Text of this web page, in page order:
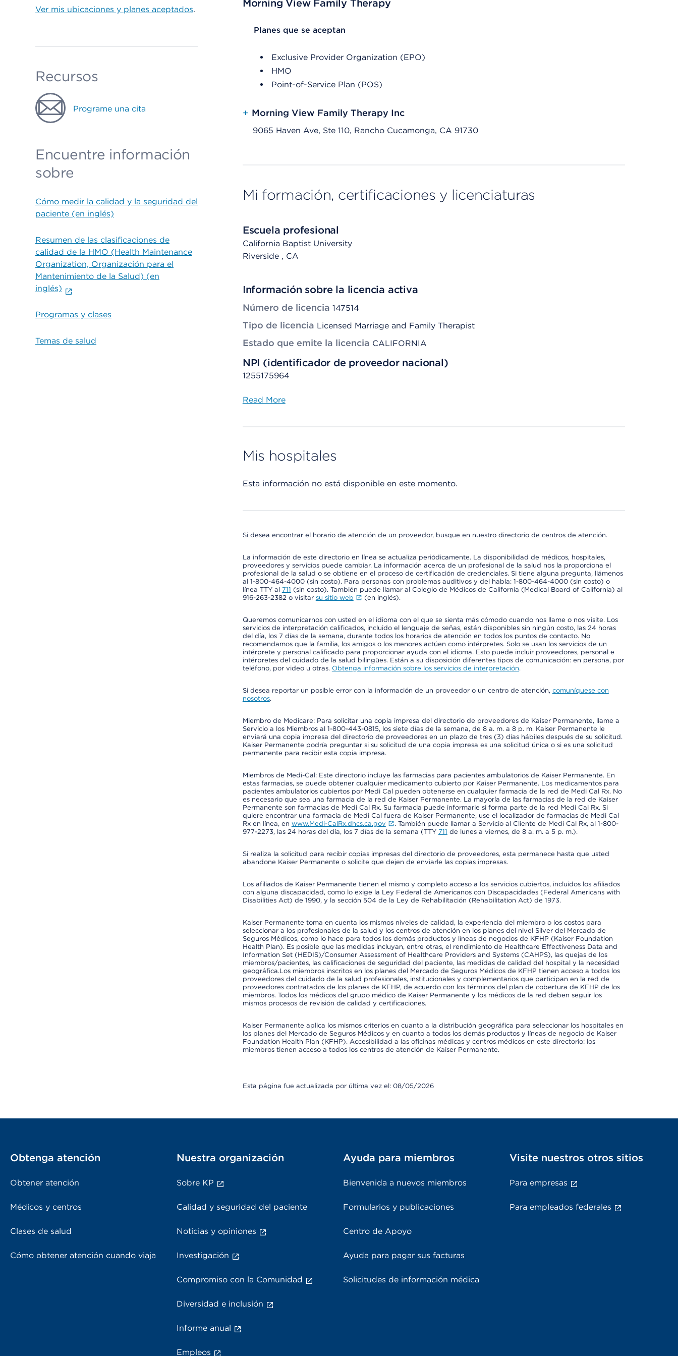
Ver mis ubicaciones y planes aceptados.
Recursos
Programe una cita
Encuentre información
sobre
Cómo medir la calidad y la seguridad del
paciente (en inglés)
Resumen de las clasificaciones de
calidad de la HMO (Health Maintenance
Organization, Organización para el
Mantenimiento de la Salud) (en
inglés)
Programas y clases
Temas de salud
Morning View Family Therapy
List Header Planes que se aceptan
Planes que se aceptan
Exclusive Provider Organization (EPO)
HMO
Point-of-Service Plan (POS)
+ Morning View Family Therapy Inc
9065 Haven Ave, Ste 110, Rancho Cucamonga, CA 91730
Mi formación, certificaciones y licenciaturas
Escuela profesional
California Baptist University
Riverside , CA
Información sobre la licencia activa
Número de licencia 147514
Tipo de licencia Licensed Marriage and Family Therapist
Estado que emite la licencia CALIFORNIA
NPI (identificador de proveedor nacional)
1255175964
Read More
Mis hospitales
Esta información no está disponible en este momento.
Si desea encontrar el horario de atención de un proveedor, busque en nuestro directorio de centros de atención.
La información de este directorio en línea se actualiza periódicamente. La disponibilidad de médicos, hospitales,
proveedores y servicios puede cambiar. La información acerca de un profesional de la salud nos la proporciona el
profesional de la salud o se obtiene en el proceso de certificación de credenciales. Si tiene alguna pregunta, llámenos
al 1-800-464-4000 (sin costo). Para personas con problemas auditivos y del habla: 1-800-464-4000 (sin costo) o
línea TTY al 711 (sin costo). También puede llamar al Colegio de Médicos de California (Medical Board of California) al
916-263-2382 o visitar su sitio web (en inglés).
Queremos comunicarnos con usted en el idioma con el que se sienta más cómodo cuando nos llame o nos visite. Los
servicios de interpretación calificados, incluido el lenguaje de señas, están disponibles sin ningún costo, las 24 horas
del día, los 7 días de la semana, durante todos los horarios de atención en todos los puntos de contacto. No
recomendamos que la familia, los amigos o los menores actúen como intérpretes. Solo se usan los servicios de un
intérprete y personal calificado para proporcionar ayuda con el idioma. Esto puede incluir proveedores, personal e
intérpretes del cuidado de la salud bilingües. Están a su disposición diferentes tipos de comunicación: en persona, por
teléfono, por video u otras. Obtenga información sobre los servicios de interpretación.
Si desea reportar un posible error con la información de un proveedor o un centro de atención, comuníquese con
nosotros.
Miembro de Medicare: Para solicitar una copia impresa del directorio de proveedores de Kaiser Permanente, llame a
Servicio a los Miembros al 1-800-443-0815, los siete días de la semana, de 8 a. m. a 8 p. m. Kaiser Permanente le
enviará una copia impresa del directorio de proveedores en un plazo de tres (3) días hábiles después de su solicitud.
Kaiser Permanente podría preguntar si su solicitud de una copia impresa es una solicitud única o si es una solicitud
permanente para recibir esta copia impresa.
Miembros de Medi-Cal: Este directorio incluye las farmacias para pacientes ambulatorios de Kaiser Permanente. En
estas farmacias, se puede obtener cualquier medicamento cubierto por Kaiser Permanente. Los medicamentos para
pacientes ambulatorios cubiertos por Medi Cal pueden obtenerse en cualquier farmacia de la red de Medi Cal Rx. No
es necesario que sea una farmacia de la red de Kaiser Permanente. La mayoría de las farmacias de la red de Kaiser
Permanente son farmacias de Medi Cal Rx. Su farmacia puede informarle si forma parte de la red Medi Cal Rx. Si
quiere encontrar una farmacia de Medi Cal fuera de Kaiser Permanente, use el localizador de farmacias de Medi Cal
Rx en línea, en www.Medi-CalRx.dhcs.ca.gov
. También puede llamar a Servicio al Cliente de Medi Cal Rx, al 1-800-
977-2273, las 24 horas del día, los 7 días de la semana (TTY 711 de lunes a viernes, de 8 a. m. a 5 p. m.).
Si realiza la solicitud para recibir copias impresas del directorio de proveedores, esta permanece hasta que usted
abandone Kaiser Permanente o solicite que dejen de enviarle las copias impresas.
Los afiliados de Kaiser Permanente tienen el mismo y completo acceso a los servicios cubiertos, incluidos los afiliados
con alguna discapacidad, como lo exige la Ley Federal de Americanos con Discapacidades (Federal Americans with
Disabilities Act) de 1990, y la sección 504 de la Ley de Rehabilitación (Rehabilitation Act) de 1973.
Kaiser Permanente toma en cuenta los mismos niveles de calidad, la experiencia del miembro o los costos para
seleccionar a los profesionales de la salud y los centros de atención en los planes del nivel Silver del Mercado de
Seguros Médicos, como lo hace para todos los demás productos y líneas de negocios de KFHP (Kaiser Foundation
Health Plan). Es posible que las medidas incluyan, entre otras, el rendimiento de Healthcare Effectiveness Data and
Information Set (HEDIS)/Consumer Assessment of Healthcare Providers and Systems (CAHPS), las quejas de los
miembros/pacientes, las calificaciones de seguridad del paciente, las medidas de calidad del hospital y la necesidad
geográfica.Los miembros inscritos en los planes del Mercado de Seguros Médicos de KFHP tienen acceso a todos los
proveedores del cuidado de la salud profesionales, institucionales y complementarios que participan en la red de
proveedores contratados de los planes de KFHP, de acuerdo con los términos del plan de cobertura de KFHP de los
miembros. Todos los médicos del grupo médico de Kaiser Permanente y los médicos de la red deben seguir los
mismos procesos de revisión de calidad y certificaciones.
Kaiser Permanente aplica los mismos criterios en cuanto a la distribución geográfica para seleccionar los hospitales en
los planes del Mercado de Seguros Médicos y en cuanto a todos los demás productos y líneas de negocio de Kaiser
Foundation Health Plan (KFHP). Accesibilidad a las oficinas médicas y centros médicos en este directorio: los
miembros tienen acceso a todos los centros de atención de Kaiser Permanente.
Esta página fue actualizada por última vez el: 08/05/2026
Obtenga atención
Obtener atención
Médicos y centros
Clases de salud
Cómo obtener atención cuando viaja
Nuestra organización
Sobre KP
Calidad y seguridad del paciente
Noticias y opiniones
Investigación
Compromiso con la Comunidad
Diversidad e inclusión
Informe anual
Empleos
Ayuda para miembros
Bienvenida a nuevos miembros
Formularios y publicaciones
Centro de Apoyo
Ayuda para pagar sus facturas
Solicitudes de información médica
Visite nuestros otros sitios
Para empresas
Para empleados federales